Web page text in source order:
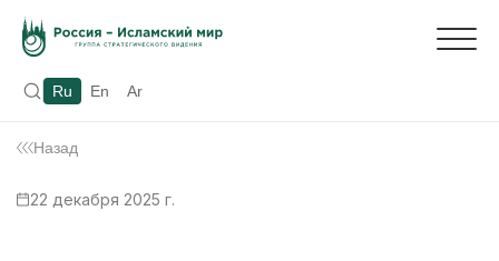
Ru En Ar
Назад
22 декабря 2025 г.